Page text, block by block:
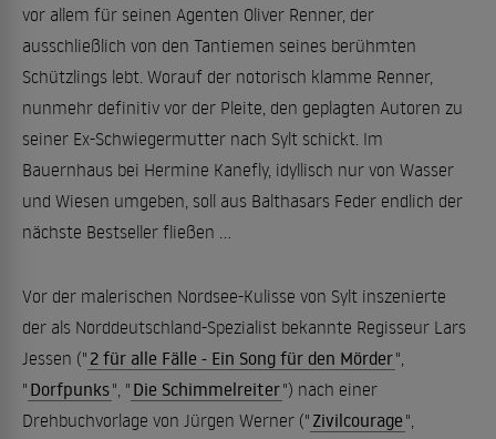
vor allem für seinen Agenten Oliver Renner, der
ausschließlich von den Tantiemen seines berühmten
Schützlings lebt. Worauf der notorisch klamme Renner,
nunmehr definitiv vor der Pleite, den geplagten Autoren zu
seiner Ex-Schwiegermutter nach Sylt schickt. Im
Bauernhaus bei Hermine Kanefly, idyllisch nur von Wasser
und Wiesen umgeben, soll aus Balthasars Feder endlich der
nächste Bestseller fließen ...
Vor der malerischen Nordsee-Kulisse von Sylt inszenierte
der als Norddeutschland-Spezialist bekannte Regisseur Lars
Jessen (" 2 für alle Fälle - Ein Song für den Mörder",
" Dorfpunks", " Die Schimmelreiter") nach einer
Drehbuchvorlage von Jürgen Werner (" Zivilcourage ",